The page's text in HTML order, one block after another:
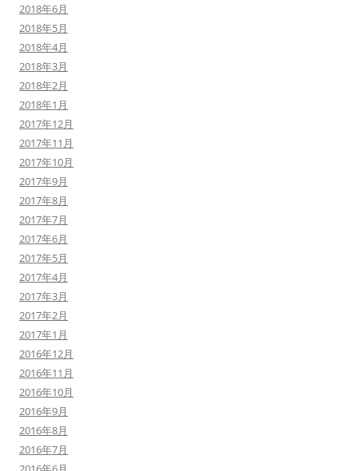
2018年6月
2018年5月
2018年4月
2018年3月
2018年2月
2018年1月
2017年12月
2017年11月
2017年10月
2017年9月
2017年8月
2017年7月
2017年6月
2017年5月
2017年4月
2017年3月
2017年2月
2017年1月
2016年12月
2016年11月
2016年10月
2016年9月
2016年8月
2016年7月